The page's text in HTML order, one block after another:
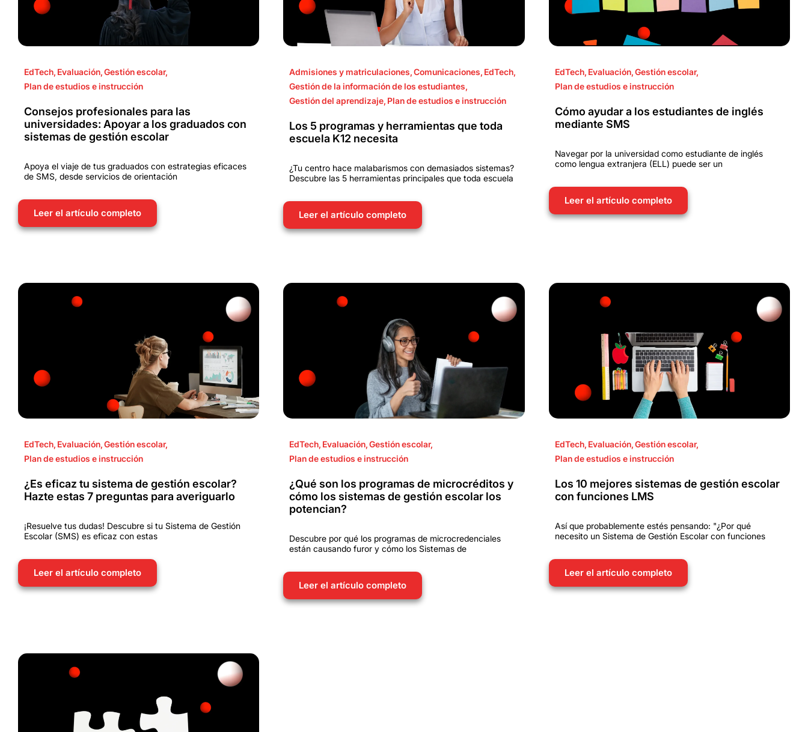
EdTech, Evaluación,Gestión escolar,
Plan de estudios e instrucción
Consejos profesionales para las
universidades: Apoyar a los graduados con
sistemas de gestión escolar
Apoya el viaje de tus graduados con estrategias eficaces
de SMS, desde servicios de orientación
Leer el artículo completo
Admisiones y matriculaciones,Comunicaciones, EdTech,
Gestión de la información de los estudiantes,
Gestión del aprendizaje, Plan de estudios e instrucción
Los 5 programas y herramientas que toda
escuela K12 necesita
¿Tu centro hace malabarismos con demasiados sistemas?
Descubre las 5 herramientas principales que toda escuela
Leer el artículo completo
EdTech, Evaluación,Gestión escolar,
Plan de estudios e instrucción
Cómo ayudar a los estudiantes de inglés
mediante SMS
Navegar por la universidad como estudiante de inglés
como lengua extranjera (ELL) puede ser un
Leer el artículo completo
EdTech, Evaluación,Gestión escolar,
Plan de estudios e instrucción
¿Es eficaz tu sistema de gestión escolar?
Hazte estas 7 preguntas para averiguarlo
¡Resuelve tus dudas! Descubre si tu Sistema de Gestión
Escolar (SMS) es eficaz con estas
Leer el artículo completo
EdTech, Evaluación,Gestión escolar,
Plan de estudios e instrucción
¿Qué son los programas de microcréditos y
cómo los sistemas de gestión escolar los
potencian?
Descubre por qué los programas de microcredenciales
están causando furor y cómo los Sistemas de
Leer el artículo completo
EdTech, Evaluación,Gestión escolar,
Plan de estudios e instrucción
Los 10 mejores sistemas de gestión escolar
con funciones LMS
Así que probablemente estés pensando: "¿Por qué
necesito un Sistema de Gestión Escolar con funciones
Leer el artículo completo